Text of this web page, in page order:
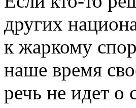
других
к жаркому
наше время
речь не идет